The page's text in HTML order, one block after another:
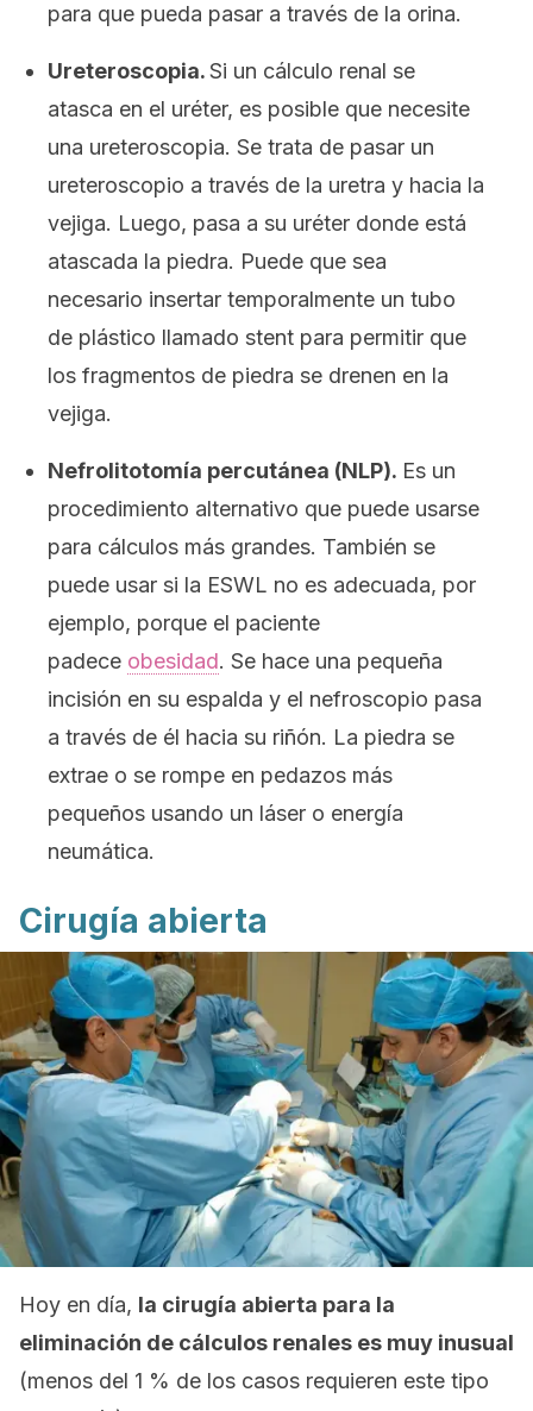
para que pueda pasar a través de la orina.
Ureteroscopia.Si un cálculo renal se
atasca en el uréter, es posible que necesite
una ureteroscopia. Se trata de pasar un
ureteroscopio a través de la uretra y hacia la
vejiga. Luego, pasa a su uréter donde está
atascada la piedra. Puede que sea
necesario insertar temporalmente un tubo
de plástico llamado stent para permitir que
los fragmentos de piedra se drenen en la
vejiga.
Nefrolitotomía percutánea (NLP). Es un
procedimiento alternativo que puede usarse
para cálculos más grandes. También se
puede usar si la ESWL no es adecuada, por
ejemplo, porque el paciente
padece obesidad. Se hace una pequeña
incisión en su espalda y el nefroscopio pasa
a través de él hacia su riñón. La piedra se
extrae o se rompe en pedazos más
pequeños usando un láser o energía
neumática.
Cirugía abierta
Hoy en día, la cirugía abierta para la
eliminación de cálculos renales es muy inusual
(menos del 1 % de los casos requieren este tipo